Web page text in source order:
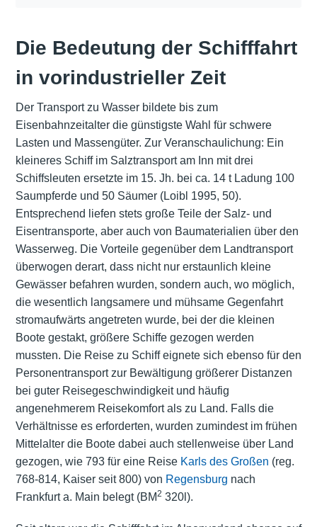
Die Bedeutung der Schifffahrt
in vorindustrieller Zeit
Der Transport zu Wasser bildete bis zum
Eisenbahnzeitalter die günstigste Wahl für schwere
Lasten und Massengüter. Zur Veranschaulichung: Ein
kleineres Schiff im Salztransport am Inn mit drei
Schiffsleuten ersetzte im 15. Jh. bei ca. 14 t Ladung 100
Saumpferde und 50 Säumer (Loibl 1995, 50).
Entsprechend liefen stets große Teile der Salz- und
Eisentransporte, aber auch von Baumaterialien über den
Wasserweg. Die Vorteile gegenüber dem Landtransport
überwogen derart, dass nicht nur erstaunlich kleine
Gewässer befahren wurden, sondern auch, wo möglich,
die wesentlich langsamere und mühsame Gegenfahrt
stromaufwärts angetreten wurde, bei der die kleinen
Boote gestakt, größere Schiffe gezogen werden
mussten. Die Reise zu Schiff eignete sich ebenso für den
Personentransport zur Bewältigung größerer Distanzen
bei guter Reisegeschwindigkeit und häufig
angenehmerem Reisekomfort als zu Land. Falls die
Verhältnisse es erforderten, wurden zumindest im frühen
Mittelalter die Boote dabei auch stellenweise über Land
gezogen, wie 793 für eine Reise Karls des Großen (reg.
768-814, Kaiser seit 800) von Regensburg nach
Frankfurt a. Main belegt (BM2 320l).